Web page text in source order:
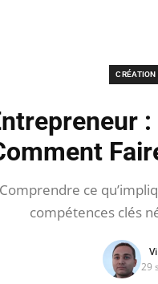
CRÉATION
ce
compétences clés
29